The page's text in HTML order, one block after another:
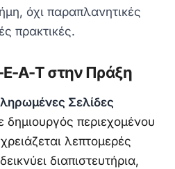
όχι παραπλανητικές
πρακτικές.
E-A-T στην Πράξη
Σελίδες
δημιουργός περιεχομένου
λεπτομερές
διαπιστευτήρια,